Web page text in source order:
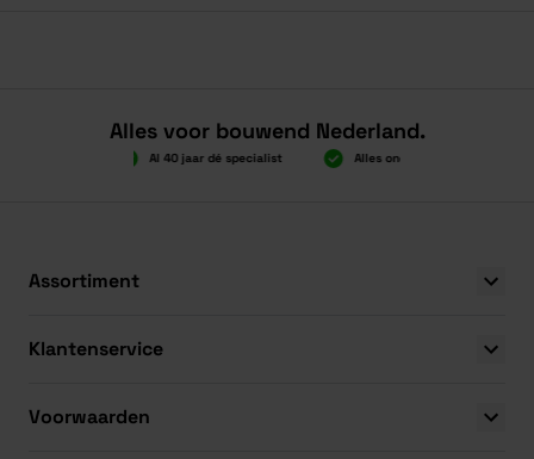
Alles voor bouwend Nederland.
Boven 2.000 gratis verzending
Assortiment
Klantenservice
Voorwaarden